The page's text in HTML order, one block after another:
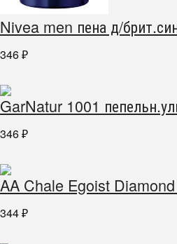
Nivea men пена д/
346 ₽
GarNatur 1001
346 ₽
AA Chale Egoist
344 ₽